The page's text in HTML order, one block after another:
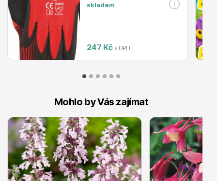
Plazivé rostliny
Popínavé rostliny
skladem
247 Kč s DPH
Mohlo by Vás zajímat